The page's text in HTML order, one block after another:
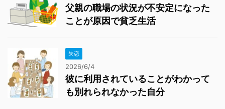
父親の職場の状況が不安定になった
ことが原因で貧乏生活
失恋
2026/6/4
彼に利用されていることがわかって
も別れられなかった自分